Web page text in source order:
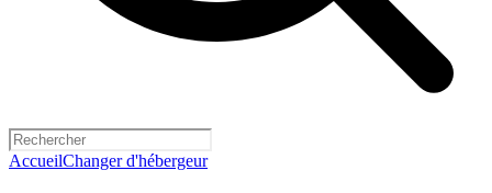
AccueilChanger d'hébergeur